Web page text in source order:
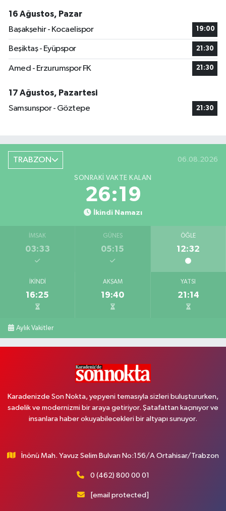
16 Ağustos, Pazar
Başakşehir - Kocaelispor
19:00
Beşiktaş - Eyüpspor 21:30
Amed - Erzurumspor FK 21:30
17 Ağustos, Pazartesi
Samsunspor - Göztepe
21:30
TRABZON 06.08.2026
SONRAKI VAKTE KALAN
26:19
İkindi Namazı
İMSAK
03:33
GÜNEŞ
05:15
ÖĞLE
12:32
İKINDI
16:25
AKŞAM
19:40
YATSI
21:14
Aylık Vakitler
Karadenizde Son Nokta, yepyeni temasıyla sizleri buluştururken,
sadelik ve modernizmi bir araya getiriyor. Şatafattan kaçınıyor ve
insanlara haber okuyabilecekleri bir altyapı sunuyor.
İnönü Mah. Yavuz Selim Bulvarı No:156/A Ortahisar/Trabzon
0 (462) 800 00 01
[email protected]